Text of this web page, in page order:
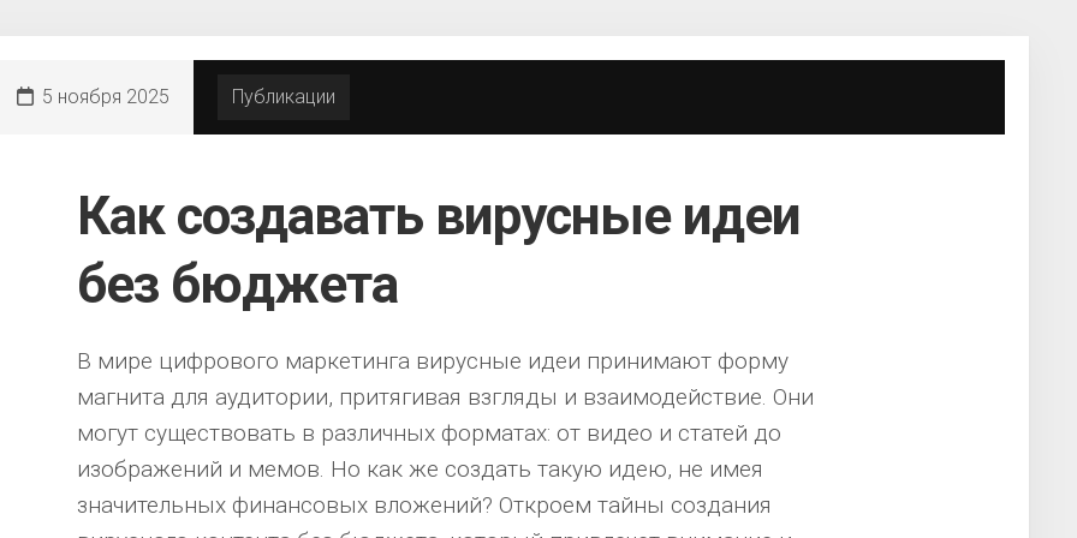
5 ноября 2025 Публикации
Как создавать вирусные идеи
без бюджета
В мире цифрового маркетинга вирусные идеи принимают форму
магнита для аудитории, притягивая взгляды и взаимодействие. Они
могут существовать в различных форматах: от видео и статей до
изображений и мемов. Но как же создать такую идею, не имея
значительных финансовых вложений? Откроем тайны создания